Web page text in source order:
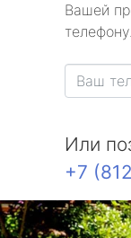
Вашей
телефону.
Или
+7